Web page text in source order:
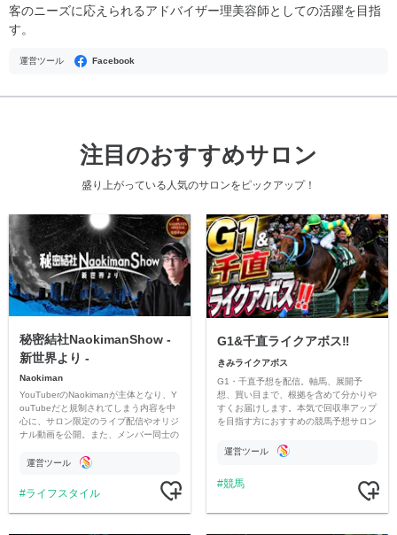
客のニーズに応えられるアドバイザー理美容師としての活躍を目指
す。
運営ツール Facebook
注目のおすすめサロン
盛り上がっている人気のサロンをピックアップ！
秘密結社NaokimanShow -
新世界より -
Naokiman
YouTuberのNaokimanが主体となり、Y
ouTubeだと規制されてしまう内容を中
心に、サロン限定のライブ配信やオリジ
ナル動画を公開。また、メンバー同士の
ただいています。
運営ツール
ライフスタイル
G1&千直ライクアボス‼️
きみライクアボス
G1・千直予想を配信。軸馬、展開予
想、買い目まで、根拠を含めて分かりや
すくお届けします。本気で回収率アップ
を目指す方におすすめの競馬予想サロン
運営ツール
競馬